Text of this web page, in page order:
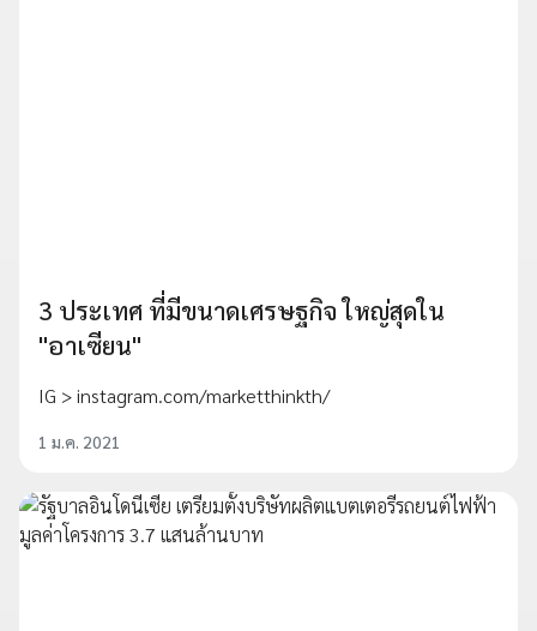
3 ประเทศ ที่มีขนาดเศรษฐกิจ ใหญ่สุดใน
"อาเซียน"
IG > instagram.com/marketthinkth/
1 ม.ค. 2021